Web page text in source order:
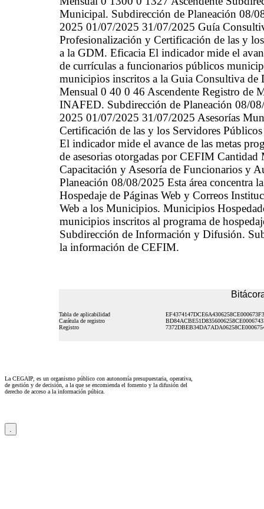
Municipal. Subdirección de Planeación 08/
2025 01/07/2025 31/07/2025 Guía
Profesionalización y Certificación de las y
a la GDM. Eficacia El indicador mide el
de currículas a funcionarios públicos
municipios inscritos a la Guia Consultiva
Mensual 0 40 0 46 Ascendente Registro de
INAFED. Subdirección de Planeación 08/
2025 01/07/2025 31/07/2025 Asesorías
Certificación de las y los Servidores
El indicador mide el avance de las metas
de asesorias otorgadas por CEFIM
Capacitación y Asesoría de Funcionarios y
Planeación 08/08/2025 Esta área
Hospedaje de Páginas Web y Correos
Web a los Municipios. Municipios
municipios inscritos al programa de
Subdirección de Información y Difusión.
la información de CEFIM.
Tabla de aplicabilidad
Carátula de registro
Registro
La CEGAIP, es un organismo público con autonomía presupuestaria, operativa,
de gestión y de decisión, a la que se encomienda el fomento y la difusión del
derecho de acceso a la información púbica.